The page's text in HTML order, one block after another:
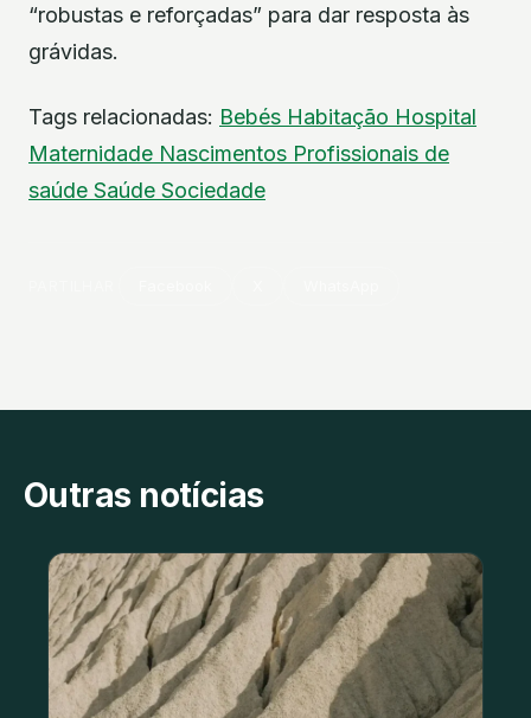
“robustas e reforçadas” para dar resposta às
grávidas.
Tags relacionadas: Bebés Habitação Hospital
Maternidade Nascimentos Profissionais de
saúde Saúde Sociedade
Outras notícias